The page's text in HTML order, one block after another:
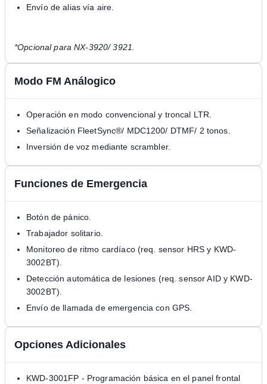
Envío de alias vía aire.
*Opcional para NX-3920/ 3921.
Modo FM Análogico
Operación en modo convencional y troncal LTR.
Señalización FleetSync®/ MDC1200/ DTMF/ 2 tonos.
Inversión de voz mediante scrambler.
Funciones de Emergencia
Botón de pánico.
Trabajador solitario.
Monitoreo de ritmo cardíaco (req. sensor HRS y KWD-
3002BT).
Detección automática de lesiones (req. sensor AID y KWD-
3002BT).
Envío de llamada de emergencia con GPS.
Opciones Adicionales
KWD-3001FP - Programación básica en el panel frontal